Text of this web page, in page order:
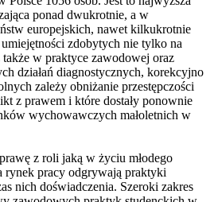
ponad dwukrotnie, a w
europejskich, nawet kilkukrotnie
zdobytych nie tylko na
w praktyce zawodowej oraz
działań diagnostycznych, korekcyjno
zależy obniżanie przestępczości
z prawem i które dostały ponownie
wychowawczych małoletnich w
z roli jaką w życiu młodego
rynek pracy odgrywają praktyki
nich doświadczenia. Szeroki zakres